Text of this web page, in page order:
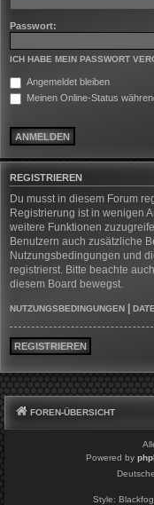
Passwort:
ICH HABE MEIN PASSWORT
Angemeldet bleiben
Meinen Online-Status
REGISTRIEREN
Du musst in diesem Forum
Registrierung ist in wenigen
weitere Funktionen
Benutzern auch zusätzliche
Nutzungsbedingungen und
registrierst. Bitte beachte
diesem Board bewegst.
NUTZUNGSBEDINGUNGEN
REGISTRIEREN
FOREN-ÜBERSICHT
Powered by
Style: